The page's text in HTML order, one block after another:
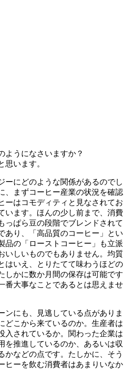
ようになさいますか？
思います。
ーにどのような関係があるのでし
、まずコーヒー産業の状況を確認
ーはコモディティと見なされてお
います。ほんの少し前まで、消費
っぱら豆の段階でブレンドされて
あり、「高品質のコーヒー」とい
品の「ローストコーヒー」も立派
いしいものでもありません。均質
はいえ、とりたてて味わうほどの
しかに数か月間の保存は可能です
番大事なことであるとは思えませ
ンにも、見逃している点がありま
どこから来ているのか。生産者は
入されているか。関わった企業は
を推進しているのか、あるいは収
かなどの点です。たしかに、そう
ヒーを飲む消費者はあまりいなか